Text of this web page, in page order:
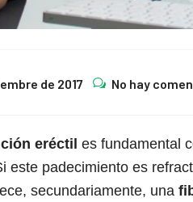
de 2017 No hay
eréctil es fundamental
este padecimiento es
secundariamente, una